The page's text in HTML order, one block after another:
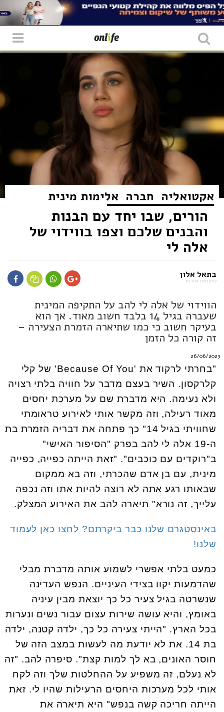
אקטואליה חברה אלימות מינית
הורים, שבו יחד עם הבנות
והבנים שלכם וצפו בווידוי של
אלה לי
בתאל אלון
עיתונאית ועורכת
הווידוי של אלה לי להב על התקיפה המינית
שעברה בגיל 14 בלבד חשוב מאוד. אך הוא
בעיקר חשוב כי כמו שתיארה הזמרת הצעירה –
זה קורה כל הזמן
26/06/2023
"בחרתי לרקוד את 'Because Of You' של קלי
קלרקסון. השיר בעצם מדבר על חוויה בלתי רצויה
ולא נעימה. היא מדברת שם על מערכת יחסים
מאוד רעילה, וזה מקשר אותי לאירוע טראומתי
שחוויתי בגיל 14" כך פתחה את דבריה הזמרת בת
ה-19 אלה לי להב בפרק "הסיפור האישי"
ב"רוקדים עם כוכבים". "זאת הייתה כפייה, כפייה
מינית, עם בן אדם שהכרתי, וזה בא ממקום
שבאותו רגע אתה לא רוצה להיות אתו וזה נכפה
עלייך, זה נורא" תיארה להב את האירוע המצלק.
באינסטגרם שלנו כבר ביקרתם? לחצו כאן לעמוד
שלנו!
כמעט בלתי אפשרי לשמוע אותה מדברת מבלי
שהדמעות יקוו בצידי העיניים. הנפש העדינה
שנשרטה בגיל צעיר כל כך יוצאת מבין עיניה
באומץ, והיא עושה שירות עצום עבור נשים ונערות
בכל הארץ. "הייתי צעירה כל כך, ילדה קטנה, ילדה
בת 14. את לא יודעת מה לעשות במצב הזה של
חוסר האונים, בא לך למות קצת". סיפרה להב. "זה
לא נעלם, זה משפיע על ההחלטות שלך וזה לקח
אותי לכל מערכות היחסים הרעילות שהיו לי. זאת
הייתה חריכה קשה בנפש" היא תיארה את